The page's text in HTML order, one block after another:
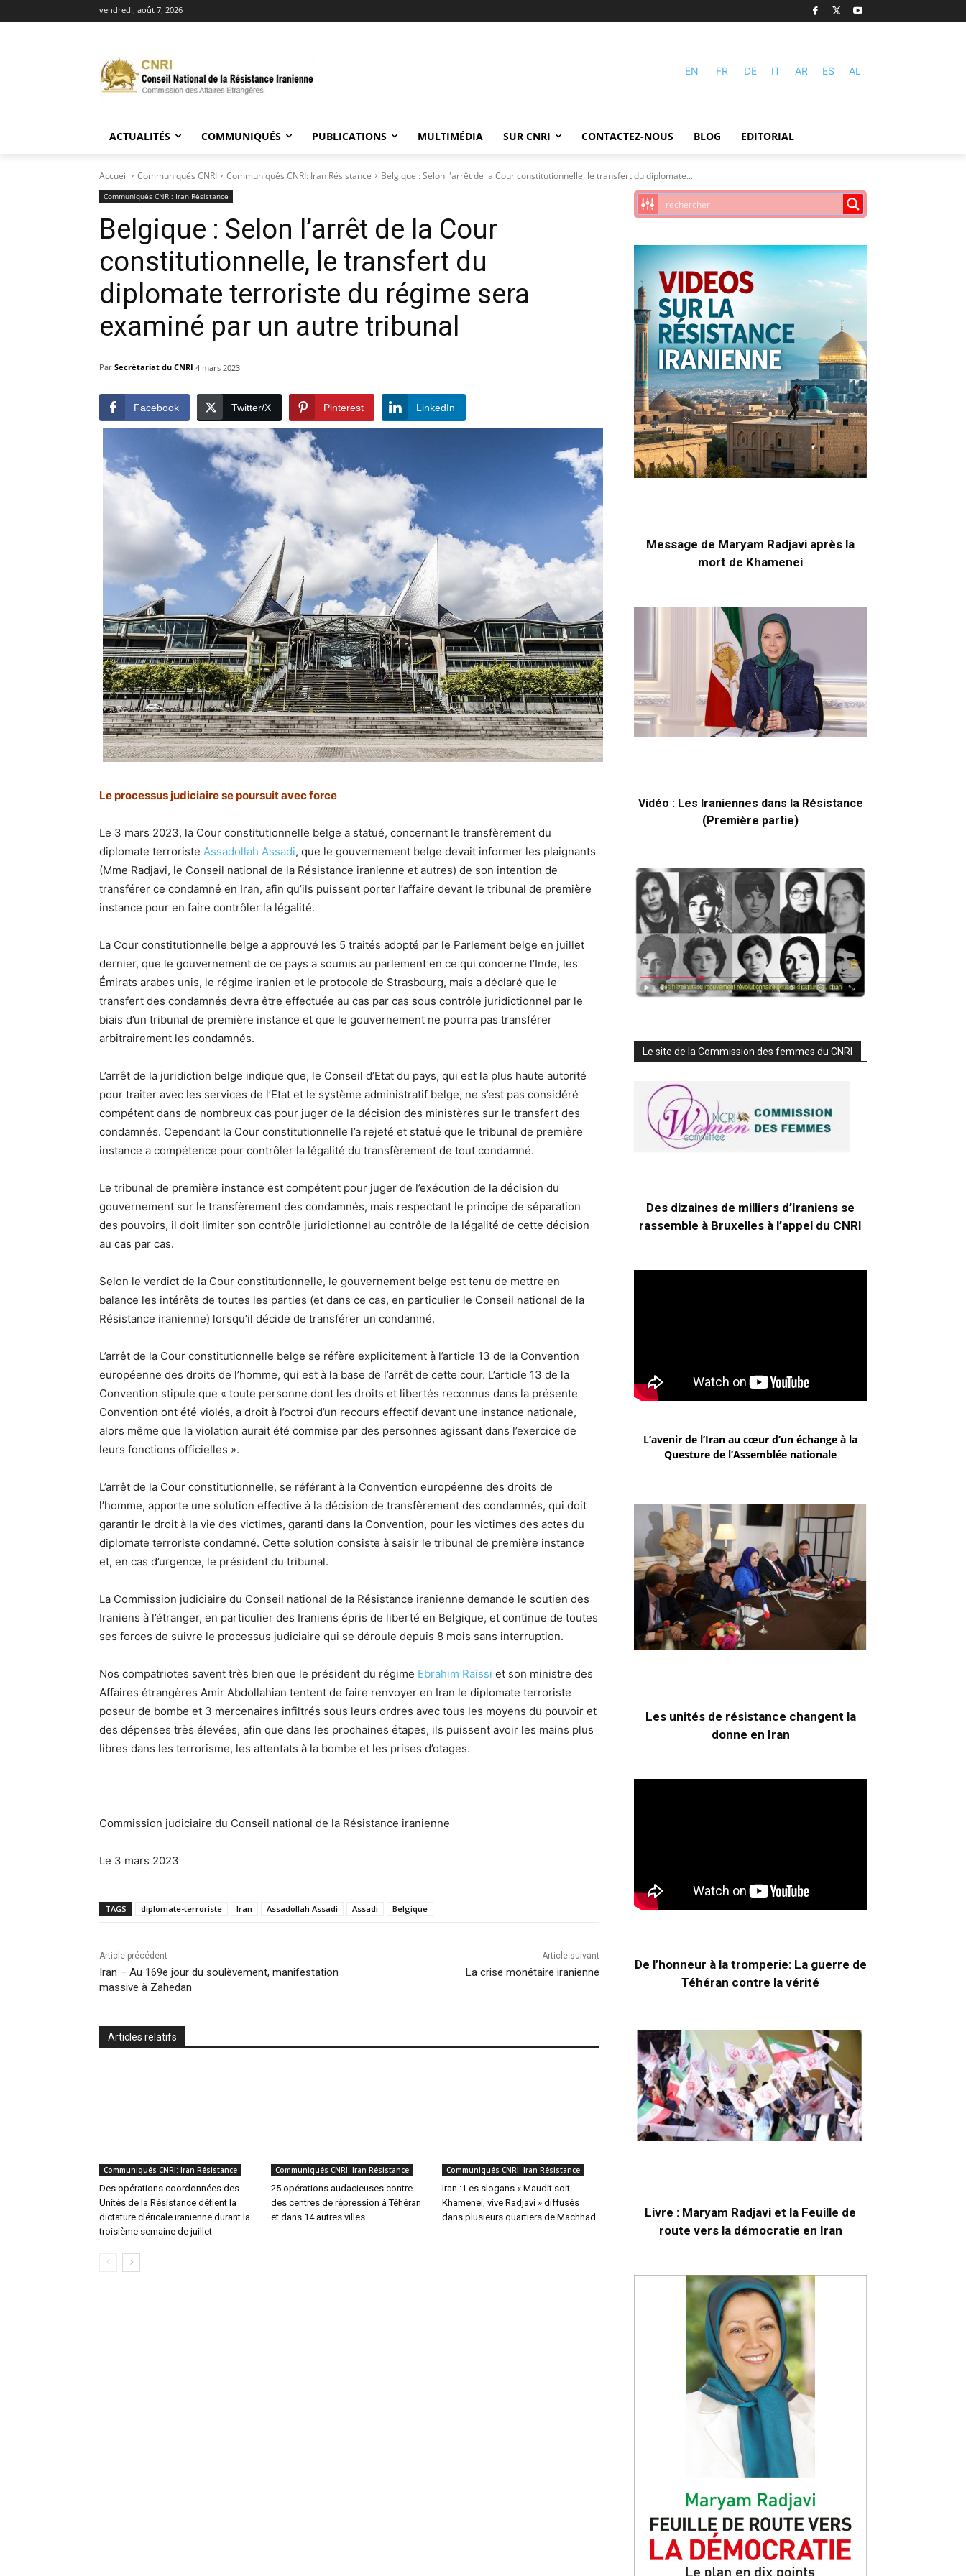
vendredi, août 7, 2026
EN FR DE IT AR ES AL
ACTUALITÉS COMMUNIQUÉS PUBLICATIONS MULTIMÉDIA SUR CNRI CONTACTEZ-NOUS BLOG EDITORIAL
Accueil Communiqués CNRI Communiqués CNRI: Iran Résistance Belgique : Selon l'arrêt de la Cour constitutionnelle, le transfert du diplomate...
Communiqués CNRI: Iran Résistance
Belgique : Selon l’arrêt de la Cour
constitutionnelle, le transfert du
diplomate terroriste du régime sera
examiné par un autre tribunal
Par Secrétariat du CNRI 4 mars 2023
Facebook Twitter/X Pinterest LinkedIn
Le processus judiciaire se poursuit avec force
Le 3 mars 2023, la Cour constitutionnelle belge a statué, concernant le transfèrement du
diplomate terroriste Assadollah Assadi, que le gouvernement belge devait informer les plaignants
(Mme Radjavi, le Conseil national de la Résistance iranienne et autres) de son intention de
transférer ce condamné en Iran, afin qu’ils puissent porter l’affaire devant le tribunal de première
instance pour en faire contrôler la légalité.
La Cour constitutionnelle belge a approuvé les 5 traités adopté par le Parlement belge en juillet
dernier, que le gouvernement de ce pays a soumis au parlement en ce qui concerne l’Inde, les
Émirats arabes unis, le régime iranien et le protocole de Strasbourg, mais a déclaré que le
transfert des condamnés devra être effectuée au cas par cas sous contrôle juridictionnel par le
biais d’un tribunal de première instance et que le gouvernement ne pourra pas transférer
arbitrairement les condamnés.
L’arrêt de la juridiction belge indique que, le Conseil d’Etat du pays, qui est la plus haute autorité
pour traiter avec les services de l’Etat et le système administratif belge, ne s’est pas considéré
compétent dans de nombreux cas pour juger de la décision des ministères sur le transfert des
condamnés. Cependant la Cour constitutionnelle l’a rejeté et statué que le tribunal de première
instance a compétence pour contrôler la légalité du transfèrement de tout condamné.
Le tribunal de première instance est compétent pour juger de l’exécution de la décision du
gouvernement sur le transfèrement des condamnés, mais respectant le principe de séparation
des pouvoirs, il doit limiter son contrôle juridictionnel au contrôle de la légalité de cette décision
au cas par cas.
Selon le verdict de la Cour constitutionnelle, le gouvernement belge est tenu de mettre en
balance les intérêts de toutes les parties (et dans ce cas, en particulier le Conseil national de la
Résistance iranienne) lorsqu’il décide de transférer un condamné.
L’arrêt de la Cour constitutionnelle belge se réfère explicitement à l’article 13 de la Convention
européenne des droits de l’homme, qui est à la base de l’arrêt de cette cour. L’article 13 de la
Convention stipule que « toute personne dont les droits et libertés reconnus dans la présente
Convention ont été violés, a droit à l’octroi d’un recours effectif devant une instance nationale,
alors même que la violation aurait été commise par des personnes agissant dans l’exercice de
leurs fonctions officielles ».
L’arrêt de la Cour constitutionnelle, se référant à la Convention européenne des droits de
l’homme, apporte une solution effective à la décision de transfèrement des condamnés, qui doit
garantir le droit à la vie des victimes, garanti dans la Convention, pour les victimes des actes du
diplomate terroriste condamné. Cette solution consiste à saisir le tribunal de première instance
et, en cas d’urgence, le président du tribunal.
La Commission judiciaire du Conseil national de la Résistance iranienne demande le soutien des
Iraniens à l’étranger, en particulier des Iraniens épris de liberté en Belgique, et continue de toutes
ses forces de suivre le processus judiciaire qui se déroule depuis 8 mois sans interruption.
Nos compatriotes savent très bien que le président du régime Ebrahim Raïssi et son ministre des
Affaires étrangères Amir Abdollahian tentent de faire renvoyer en Iran le diplomate terroriste
poseur de bombe et 3 mercenaires infiltrés sous leurs ordres avec tous les moyens du pouvoir et
des dépenses très élevées, afin que dans les prochaines étapes, ils puissent avoir les mains plus
libres dans les terrorisme, les attentats à la bombe et les prises d’otages.
Commission judiciaire du Conseil national de la Résistance iranienne
Le 3 mars 2023
TAGS diplomate-terroriste Iran Assadollah Assadi Assadi Belgique
Article précédent
Iran – Au 169e jour du soulèvement, manifestation
massive à Zahedan
Article suivant
La crise monétaire iranienne
Articles relatifs
Communiqués CNRI: Iran Résistance
Des opérations coordonnées des
Unités de la Résistance défient la
dictature cléricale iranienne durant la
troisième semaine de juillet
Communiqués CNRI: Iran Résistance
25 opérations audacieuses contre
des centres de répression à Téhéran
et dans 14 autres villes
Communiqués CNRI: Iran Résistance
Iran : Les slogans « Maudit soit
Khamenei, vive Radjavi » diffusés
dans plusieurs quartiers de Machhad
Message de Maryam Radjavi après la
mort de Khamenei
Vidéo : Les Iraniennes dans la Résistance
(Première partie)
Le site de la Commission des femmes du CNRI
Des dizaines de milliers d’Iraniens se
rassemble à Bruxelles à l’appel du CNRI
L’avenir de l’Iran au cœur d’un échange à la
Questure de l’Assemblée nationale
Les unités de résistance changent la
donne en Iran
De l’honneur à la tromperie: La guerre de
Téhéran contre la vérité
Livre : Maryam Radjavi et la Feuille de
route vers la démocratie en Iran